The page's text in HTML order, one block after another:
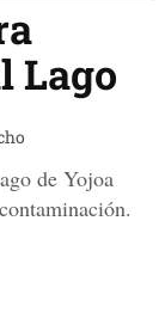
Lago
de Yojoa